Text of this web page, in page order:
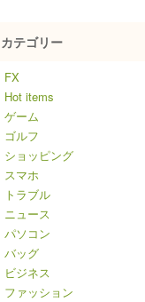
カテゴリー
FX
Hot items
ゲーム
ゴルフ
ショッピング
スマホ
トラブル
ニュース
パソコン
バッグ
ビジネス
ファッション